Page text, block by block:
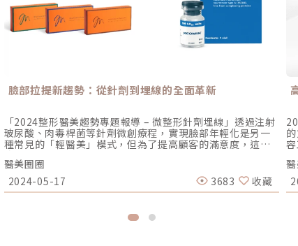
臉部拉提新趨勢：從針劑到埋線的全面革新
「2024整形醫美趨勢專題報導 – 微整形針劑埋線」透過注射
玻尿酸、肉毒桿菌等針劑微創療程，實現臉部年輕化是另一
種常見的「輕醫美」模式，但為了提高顧客的滿意度，這些
態與靜態紋路，或是一邊補水一邊刺激膠原蛋白增生，打破
你我對於填充劑的刻板印象。譬如：『Xeomin天使肉毒』強
調「零雜質、不會產生抗藥性」，即因其採用獨家專利
與抗體產生的風險；同樣的，在玻尿酸眾多品牌中，由深耕
人體玻尿酸20多年的台灣和康生技自行研發的
醫美圈圈
2024-05-17
3683 收藏